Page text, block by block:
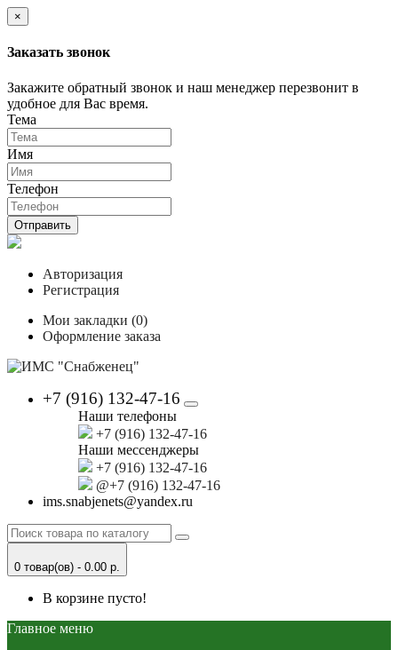
×
Заказать звонок
Закажите обратный звонок и наш менеджер перезвонит в
удобное для Вас время.
Тема
Имя
Телефон
Отправить
Авторизация
Регистрация
Мои закладки (0)
Оформление заказа
+7 (916) 132-47-16
Наши телефоны
+7 (916) 132-47-16
Наши мессенджеры
+7 (916) 132-47-16
@+7 (916) 132-47-16
ims.snabjenets@yandex.ru
0 товар(ов) - 0.00 р.
В корзине пусто!
Главное меню